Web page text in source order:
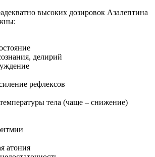
высоких дозировок Азалептина
делирий
рефлексов
тела (чаще – снижение)
атония